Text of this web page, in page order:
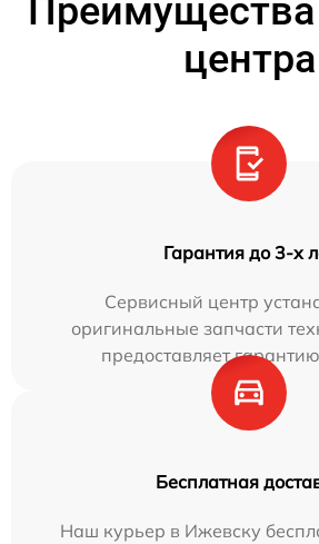
Преимущества
центра
Гарантия до 3-х
Сервисный центр
оригинальные запчасти
предоставляет
Бесплатная
Наш курьер в Ижевску